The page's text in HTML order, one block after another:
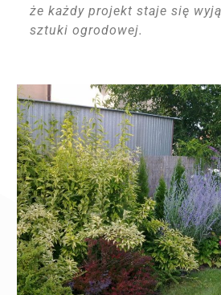
że każdy projekt staje się
sztuki ogrodowej.